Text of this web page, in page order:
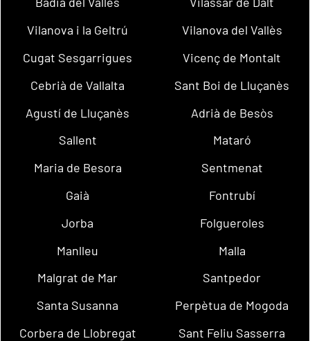
Vilanova i la Geltrú
Vilanova del Vallès
Cugat Sesgarrigues
Vicenç de Montalt
Cebrià de Vallalta
Sant Boi de Lluçanès
Agustí de Lluçanès
Adrià de Besòs
Sallent
Mataró
Maria de Besora
Sentmenat
Gaià
Fontrubí
Jorba
Folgueroles
Manlleu
Malla
Malgrat de Mar
Santpedor
Santa Susanna
Perpètua de Mogoda
Corbera de Llobregat
Sant Feliu Sasserra